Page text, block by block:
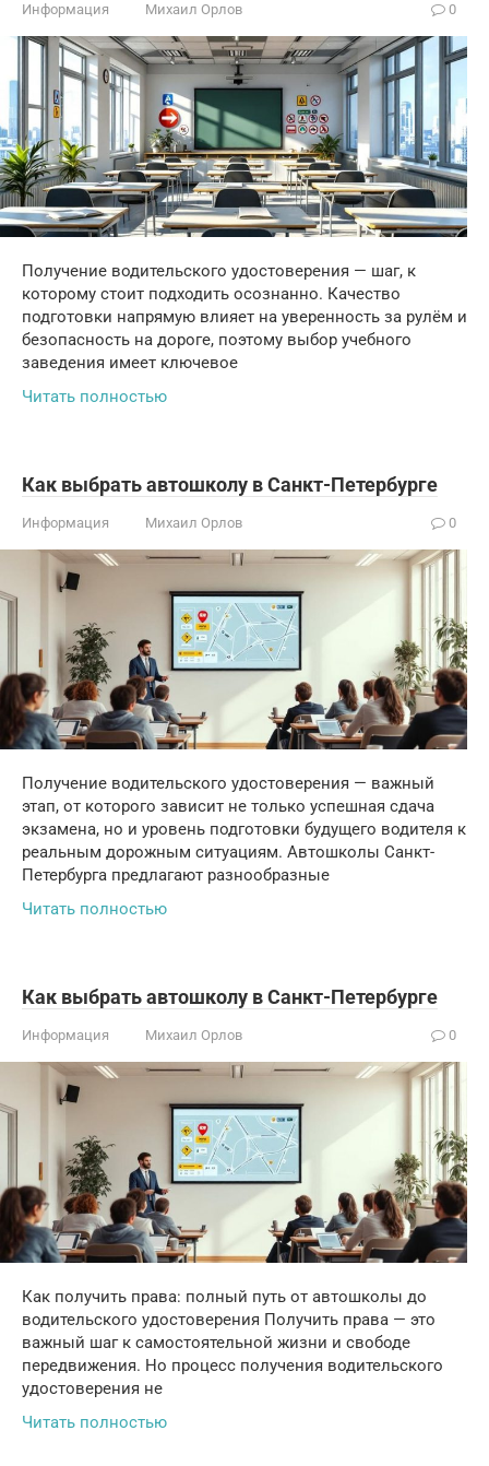
Информация Михаил Орлов 0
Получение водительского удостоверения — шаг, к
которому стоит подходить осознанно. Качество
подготовки напрямую влияет на уверенность за рулём и
безопасность на дороге, поэтому выбор учебного
заведения имеет ключевое
Читать полностью
Как выбрать автошколу в Санкт-Петербурге
Информация Михаил Орлов 0
Получение водительского удостоверения — важный
этап, от которого зависит не только успешная сдача
экзамена, но и уровень подготовки будущего водителя к
реальным дорожным ситуациям. Автошколы Санкт-
Петербурга предлагают разнообразные
Читать полностью
Как выбрать автошколу в Санкт-Петербурге
Информация Михаил Орлов 0
Как получить права: полный путь от автошколы до
водительского удостоверения Получить права — это
важный шаг к самостоятельной жизни и свободе
передвижения. Но процесс получения водительского
удостоверения не
Читать полностью